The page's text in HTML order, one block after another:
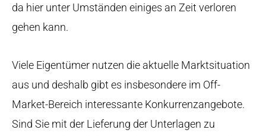
da hier unter Umständen einiges an Zeit verloren
gehen kann.
Viele Eigentümer nutzen die aktuelle Marktsituation
aus und deshalb gibt es insbesondere im Off-
Market-Bereich interessante Konkurrenzangebote.
Sind Sie mit der Lieferung der Unterlagen zu